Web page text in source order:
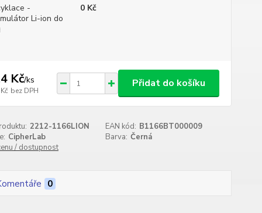
-
Li-ion do
0 Kč
Kč/ks
bez DPH
Přidat do košíku
2212-1166LION EAN kód: B1166BT000009
CipherLab Barva: Černá
/ dostupnost
0